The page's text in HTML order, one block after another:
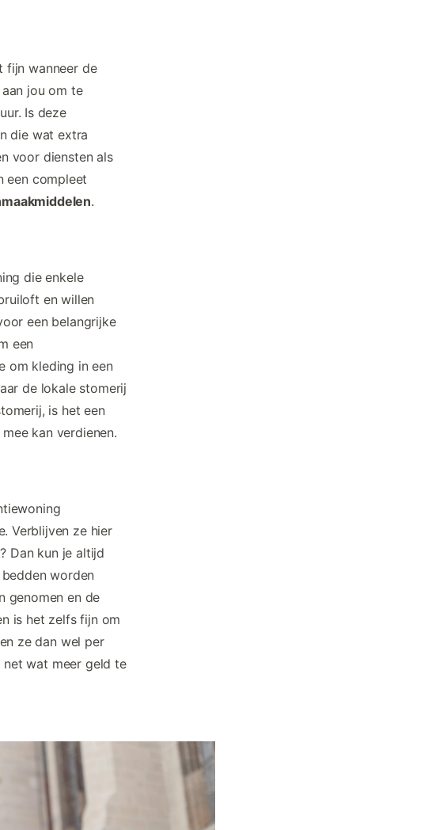
fijn wanneer de
jou om te
Is deze
die wat extra
voor diensten als
een compleet
.
die enkele
en willen
een belangrijke
een
om kleding in een
de lokale stomerij
is het een
kan verdienen.
Verblijven ze hier
Dan kun je altijd
worden
genomen en de
is het zelfs fijn om
ze dan wel per
net wat meer geld te